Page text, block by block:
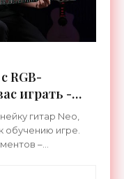
RGB-
играть -
гитар Neo,
обучению игре.
–